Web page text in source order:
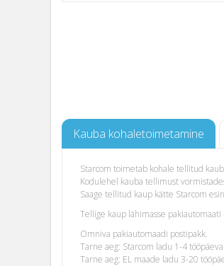
Kauba kohaletoimetamine
Starcom toimetab kohale tellitud
Kodulehel kauba tellimust
Saage tellitud kaup kätte Starcom
Tellige kaup lähimasse
Omniva pakiautomaadi postipakk.
Tarne aeg: Starcom ladu 1-4 tööpäeva
Tarne aeg: EL maade ladu 3-20